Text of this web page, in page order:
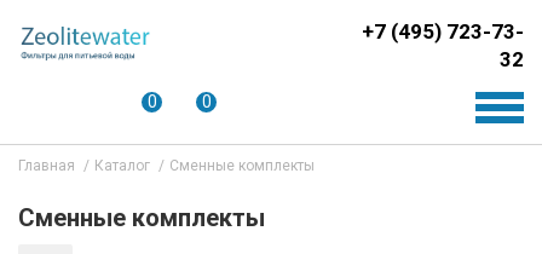
+7 (495) 723-73-
32
0 0
Главная Каталог Сменные комплекты
Сменные комплекты